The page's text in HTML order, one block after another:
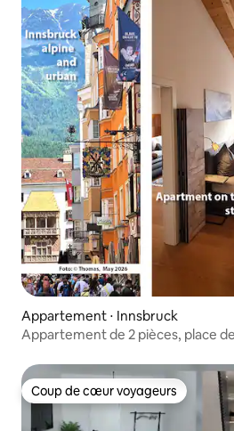
Appartement ⋅ Innsbruck
Appartement de 2 pièces, place
Coup de cœur voyageurs
Coup de cœur voyageurs